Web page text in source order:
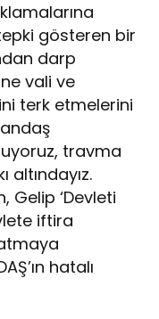
gösteren bir
darp
vali ve
terk etmelerini
travma
altındayız.
Gelip ‘Devleti
iftira
hatalı